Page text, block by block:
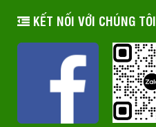
KẾT NỐI VỚI CHÚNG TÔI